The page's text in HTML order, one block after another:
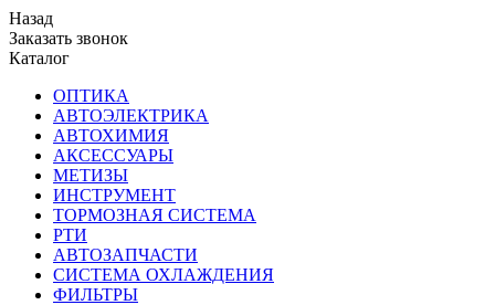
Назад
Заказать звонок
Каталог
ОПТИКА
АВТОЭЛЕКТРИКА
АВТОХИМИЯ
АКСЕССУАРЫ
МЕТИЗЫ
ИНСТРУМЕНТ
ТОРМОЗНАЯ СИСТЕМА
РТИ
АВТОЗАПЧАСТИ
СИСТЕМА ОХЛАЖДЕНИЯ
ФИЛЬТРЫ